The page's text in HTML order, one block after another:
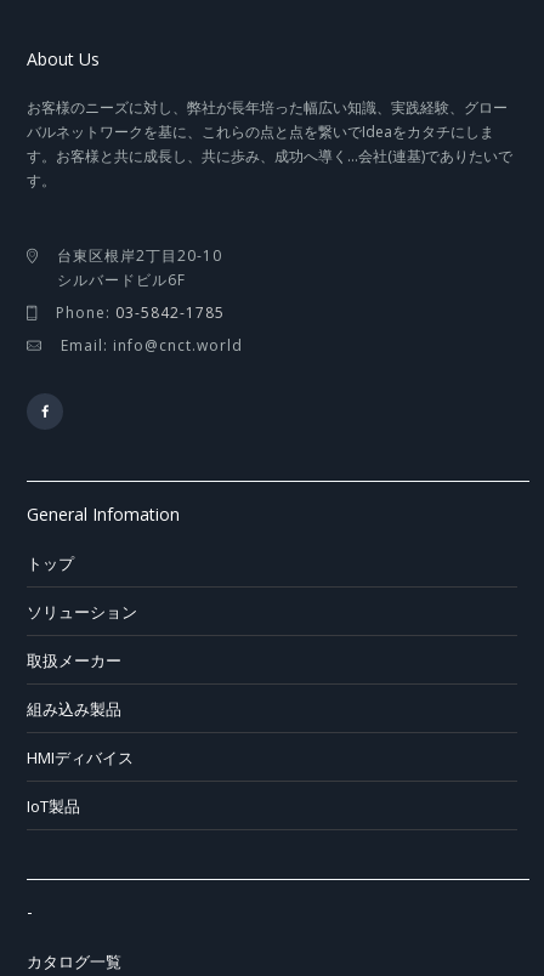
About Us
お客様のニーズに対し、弊社が長年培った幅広い知識、実践経験、グロー
バルネットワークを基に、これらの点と点を繋いでIdeaをカタチにしま
す。お客様と共に成長し、共に歩み、成功へ導く…会社(連基)でありたいで
す。
台東区根岸2丁目20-10
シルバードビル6F
Phone: 03-5842-1785
Email: info@cnct.world
General Infomation
トップ
ソリューション
取扱メーカー
組み込み製品
HMIディバイス
IoT製品
-
カタログ一覧